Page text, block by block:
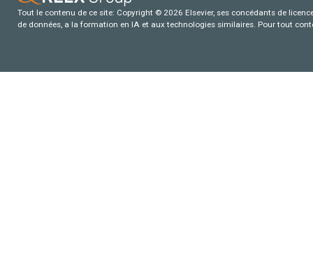
Tout le contenu de ce site: Copyright © 2026 Elsevier, ses concédants de
de données, a la formation en IA et aux technologies similaires. Pour tout